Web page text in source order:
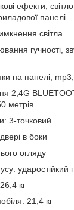
ефекти,
панелі
світла
гучності,
на панелі,
2,4G
метрів
3-точковий
в боки
огляду
ударостійкий
кг
21,4 кг